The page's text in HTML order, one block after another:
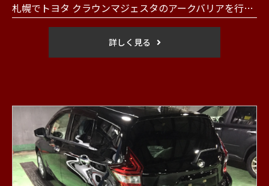
札幌でトヨタ クラウンマジェスタのアークバリアを行いました。
詳しく見る